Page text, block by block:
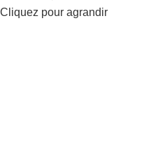
Cliquez pour agrandir